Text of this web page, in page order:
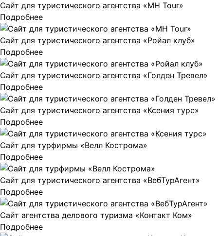
Сайт для туристического агентства «MH Tour»
Подробнее
Сайт для туристического агентства «Ройал клуб»
Подробнее
Сайт для туристического агентства «Голден Тревел»
Подробнее
Сайт для туристического агентства «Ксения турс»
Подробнее
Сайт для турфирмы «Велл Кострома»
Подробнее
Сайт для туристического агентства «ВебТурАгент»
Подробнее
Сайт агентства делового туризма «Контакт Ком»
Подробнее